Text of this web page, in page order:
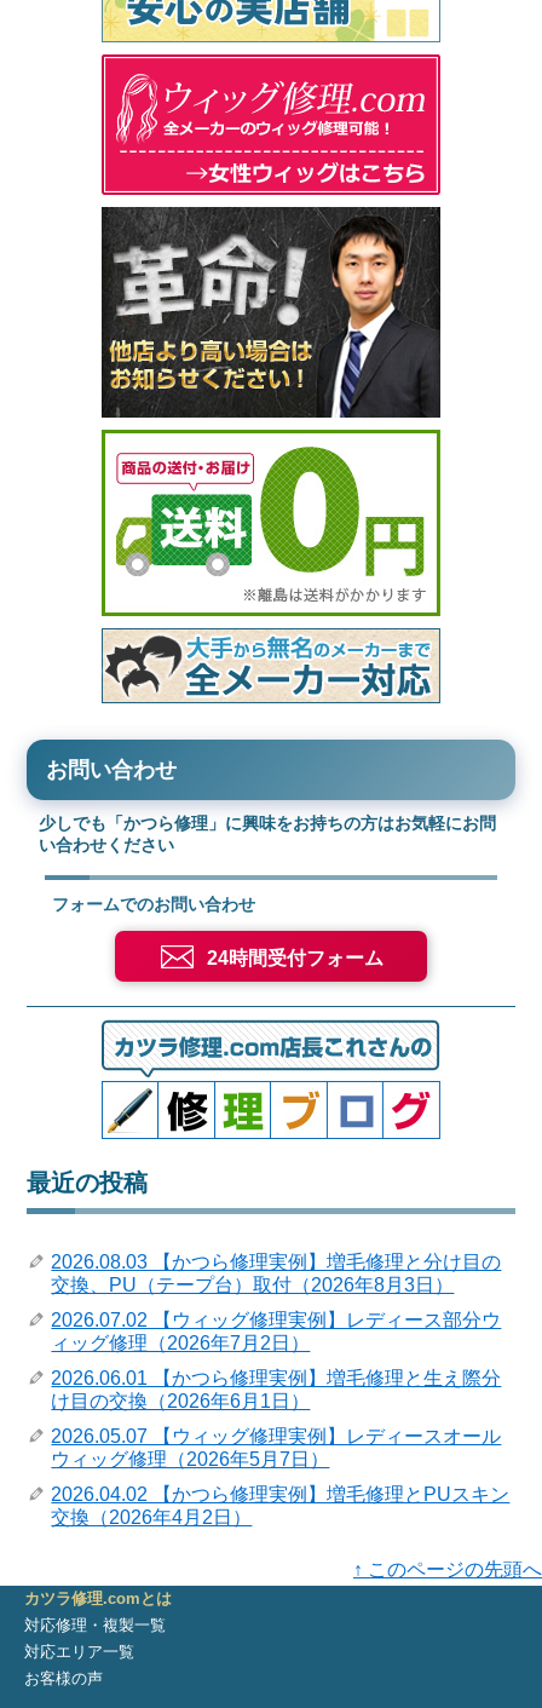
お問い合わせ
少しでも「かつら修理」に興味をお持ちの方はお気軽にお問
い合わせください
フォームでのお問い合わせ
24時間受付フォーム
最近の投稿
2026.08.03 【かつら修理実例】増毛修理と分け目の
交換、PU（テープ台）取付（2026年8月3日）
2026.07.02 【ウィッグ修理実例】レディース部分ウ
ィッグ修理（2026年7月2日）
2026.06.01 【かつら修理実例】増毛修理と生え際分
け目の交換（2026年6月1日）
2026.05.07 【ウィッグ修理実例】レディースオール
ウィッグ修理（2026年5月7日）
2026.04.02 【かつら修理実例】増毛修理とPUスキン
交換（2026年4月2日）
↑ このページの先頭へ
カツラ修理.comとは
対応修理・複製一覧
対応エリア一覧
お客様の声